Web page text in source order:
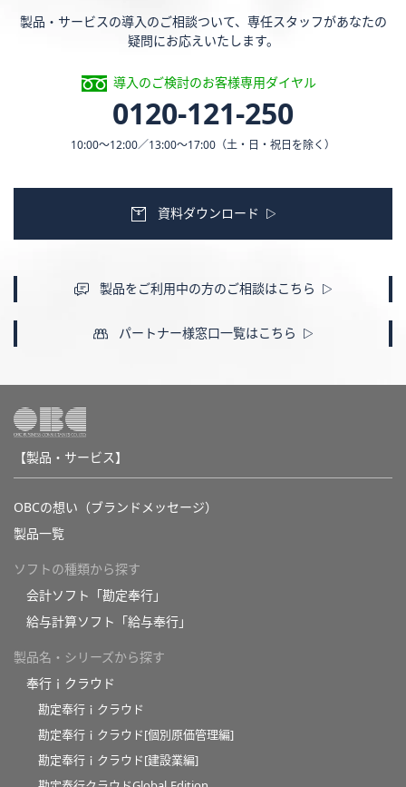
製品・サービスの導入のご相談ついて、専任スタッフがあなたの
疑問にお応えいたします。
導入のご検討のお客様専用ダイヤル
0120-121-250
10:00〜12:00／13:00〜17:00 （土・日・祝日を除く）
資料ダウンロード
製品をご利用中の方のご相談はこちら
パートナー様窓口一覧はこちら
【製品・サービス】
OBCの想い（ブランドメッセージ）
製品一覧
ソフトの種類から探す
会計ソフト「勘定奉行」
給与計算ソフト「給与奉行」
製品名・シリーズから探す
奉行ｉクラウド
勘定奉行ｉクラウド
勘定奉行ｉクラウド[個別原価管理編]
勘定奉行ｉクラウド[建設業編]